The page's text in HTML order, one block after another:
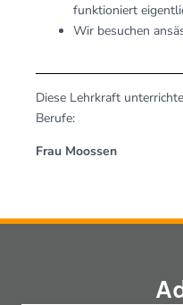
funktioniert
Wir besuchen
Diese Lehrkraft
Berufe:
Frau Moossen